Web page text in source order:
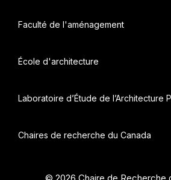
Faculté de l'aménagement
École d'architecture
Laboratoire d’Étude de l’Architecture
Chaires de recherche du Canada
© 2026 Chaire de Recherche